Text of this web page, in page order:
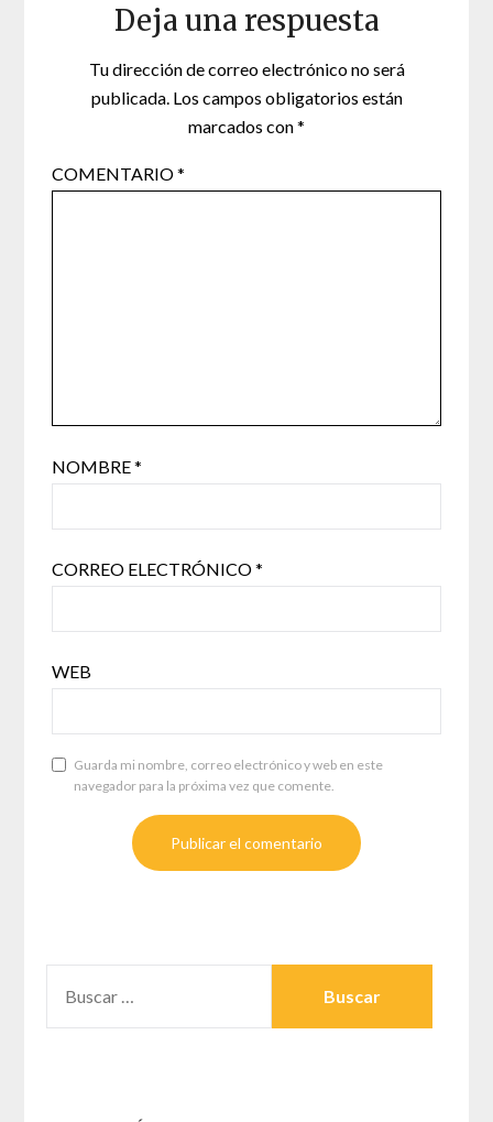
Deja una respuesta
Tu dirección de correo electrónico no será
publicada. Los campos obligatorios están
marcados con*
COMENTARIO*
NOMBRE*
CORREO ELECTRÓNICO*
WEB
Guarda mi nombre, correo electrónico y web en este
navegador para la próxima vez que comente.